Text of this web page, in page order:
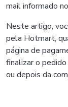
mail informado
Neste artigo,
pela Hotmart,
página de
finalizar o
ou depois da